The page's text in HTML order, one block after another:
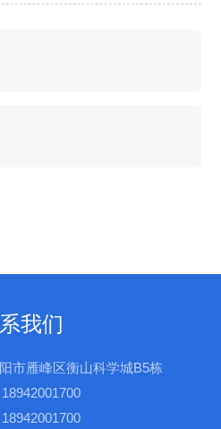
我们
市雁峰区衡山科学城B5栋